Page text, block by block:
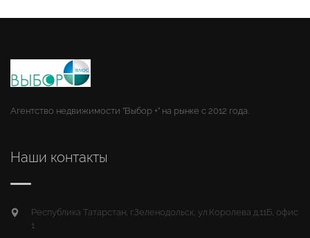
Агентство недвижимости "Выбор +" на рынке с 2012 года.
Наши контакты
Республика Татарстан, г.Зеленодольск, ул.Королева д.11Б, офис
1